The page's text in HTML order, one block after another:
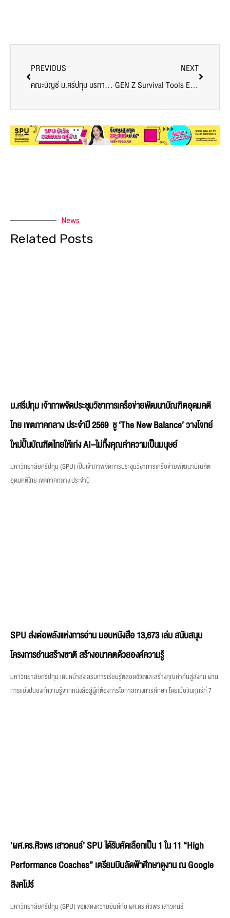
PREVIOUS
คณะบัญชี ม.ศรีปทุม บริการวิชาการออนไลน์ สู่นศ.ว.เทคนิคจันทบุรี
NEXT
GEN Z Survival Tools Ep 7 พบกับ พี่แบม ปีติภัทร พัฒนาภาษาอังกฤษ ฉบับคนไม่ชอบภาษา
Related Posts
ม.ศรีปทุม เจ้าภาพจัดประชุมวิชาการเครือข่ายพัฒนาบัณฑิตอุดมคติ
ไทย เขตภาคกลาง ประจำปี 2569 ชู ‘The New Balance’ วางโจทย์
ใหม่ปั้นบัณฑิตไทยให้เก่ง AI–ไม่ทิ้งคุณค่าความเป็นมนุษย์
มหาวิทยาลัยศรีปทุม (SPU) เป็นเจ้าภาพจัดการประชุมวิชาการเครือข่ายพัฒนาบัณฑิต
อุดมคติไทย เขตภาคกลาง ประจำปี
SPU ส่งต่อพลังแห่งการอ่าน มอบหนังสือ 13,673 เล่ม สนับสนุน
โครงการอ่านสร้างชาติ สร้างอนาคตด้วยองค์ความรู้
มหาวิทยาลัยศรีปทุม เดินหน้าส่งเสริมการเรียนรู้ตลอดชีวิตและสร้างคุณค่าคืนสู่สังคม ผ่าน
การแบ่งปันองค์ความรู้จากหนังสือสู่ผู้ที่ต้องการโอกาสทางการศึกษา โดยเมื่อวันศุกร์ที่ 7
‘ผศ.ดร.ศิวพร เสาวคนธ์’ SPU ได้รับคัดเลือกเป็น 1 ใน 11 “High
Performance Coaches” เตรียมบินลัดฟ้าศึกษาดูงาน ณ Google
สิงคโปร์
มหาวิทยาลัยศรีปทุม (SPU) ขอแสดงความยินดีกับ ผศ.ดร.ศิวพร เสาวคนธ์